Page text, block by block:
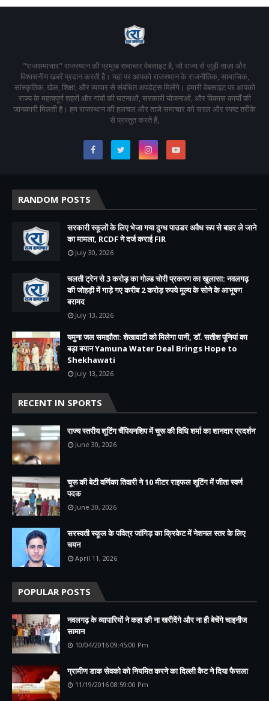
"राजसमाचार" राजस्थान की प्रमुख समाचार वेबसाइट है, जो राज्य से जुड़ी ताज़ा और
विश्वसनीय खबरें प्रदान करती है। यहां पर आपको राजस्थान के राजनीतिक, सामाजिक,
सांस्कृतिक, खेल, शिक्षा, और व्यापार से संबंधित अपडेट्स मिलेंगे। हमारी वेबसाइट पर आपको
राज्य के महत्वपूर्ण शहरों और गांवों की घटनाओं, सरकारी योजनाओं, और विकास कार्यों की
जानकारी मिलती है। हम राजस्थान की हलचल और ताजे समाचार को सरल और स्पष्ट तरीके
से प्रस्तुत करते हैं,
RANDOM POSTS
सरकारी स्कूलों के लिए भेजा गया दुग्ध पाउडर अवैध रूप से बाहर ले जाने
का मामला, RCDF ने दर्ज कराई FIR
July 30, 2026
चलती ट्रेन से 3 करोड़ का गोल्ड चोरी प्रकरण का खुलासा: नवलगढ़
की जोहड़ी में गाड़े गए करीब 2 करोड़ रुपये मूल्य के सोने के आभूषण
बरामद
July 13, 2026
यमुना जल समझौता: शेखावाटी को मिलेगा पानी, डॉ. सतीश पूनियां का
बड़ा बयान Yamuna Water Deal Brings Hope to
Shekhawati
July 13, 2026
RECENT IN SPORTS
राज्य स्तरीय शूटिंग चैंपियनशिप में चूरू की विधि शर्मा का शानदार प्रदर्शन
June 30, 2026
चूरू की बेटी वर्णिका तिवारी ने 10 मीटर राइफल शूटिंग में जीता स्वर्ण
पदक
June 30, 2026
सरस्वती स्कूल के पवित्र जांगिड़ का क्रिकेट में नेशनल स्तर के लिए
चयन
April 11, 2026
POPULAR POSTS
नवलगढ़ के व्यापारियों ने कहा की ना खरीदेंगे और ना ही बेचेंगे चाइनीज
सामान
10/04/2016 09:45:00 Pm
ग्रामीण डाक सेवको को नियमित करने का दिल्ली कैट ने दिया फैसला
11/19/2016 08:59:00 Pm